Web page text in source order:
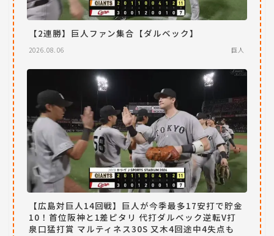
【2連勝】巨人ファン集合【ダルベック】
2026.08.06 巨人
【広島対巨人14回戦】巨人が今季最多17安打で貯金
10！首位阪神と1差ピタリ 代打ダルベック逆転V打
泉口猛打賞 マルティネス30S 又木4回途中4失点も